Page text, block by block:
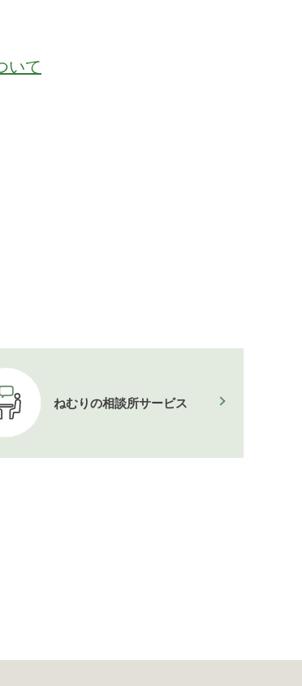
いて
ねむりの相談所サービス